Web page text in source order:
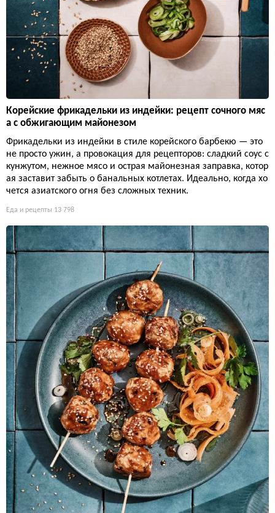
Корейские фрикадельки из индейки: рецепт сочного мяс
а с обжигающим майонезом
Фрикадельки из индейки в стиле корейского барбекю — это
не просто ужин, а провокация для рецепторов: сладкий соус с
кунжутом, нежное мясо и острая майонезная заправка, котор
ая заставит забыть о банальных котлетах. Идеально, когда хо
чется азиатского огня без сложных техник.
Еда и рецепты 13 798